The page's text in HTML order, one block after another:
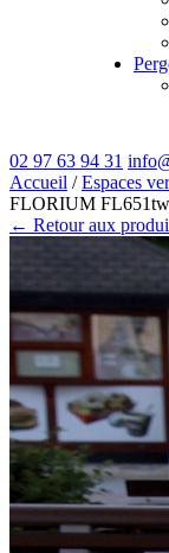
02 97 63 94 31
Accueil /Espaces
FLORIUM
← Retour aux